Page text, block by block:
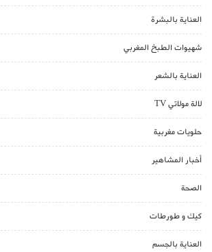
العناية بالبشرة
شهيوات الطبخ المغربي
العناية بالشعر
لالة مولاتي TV
حلويات مغربية
أخبار المشاهير
الصحة
كيك و طورطات
العناية بالجسم